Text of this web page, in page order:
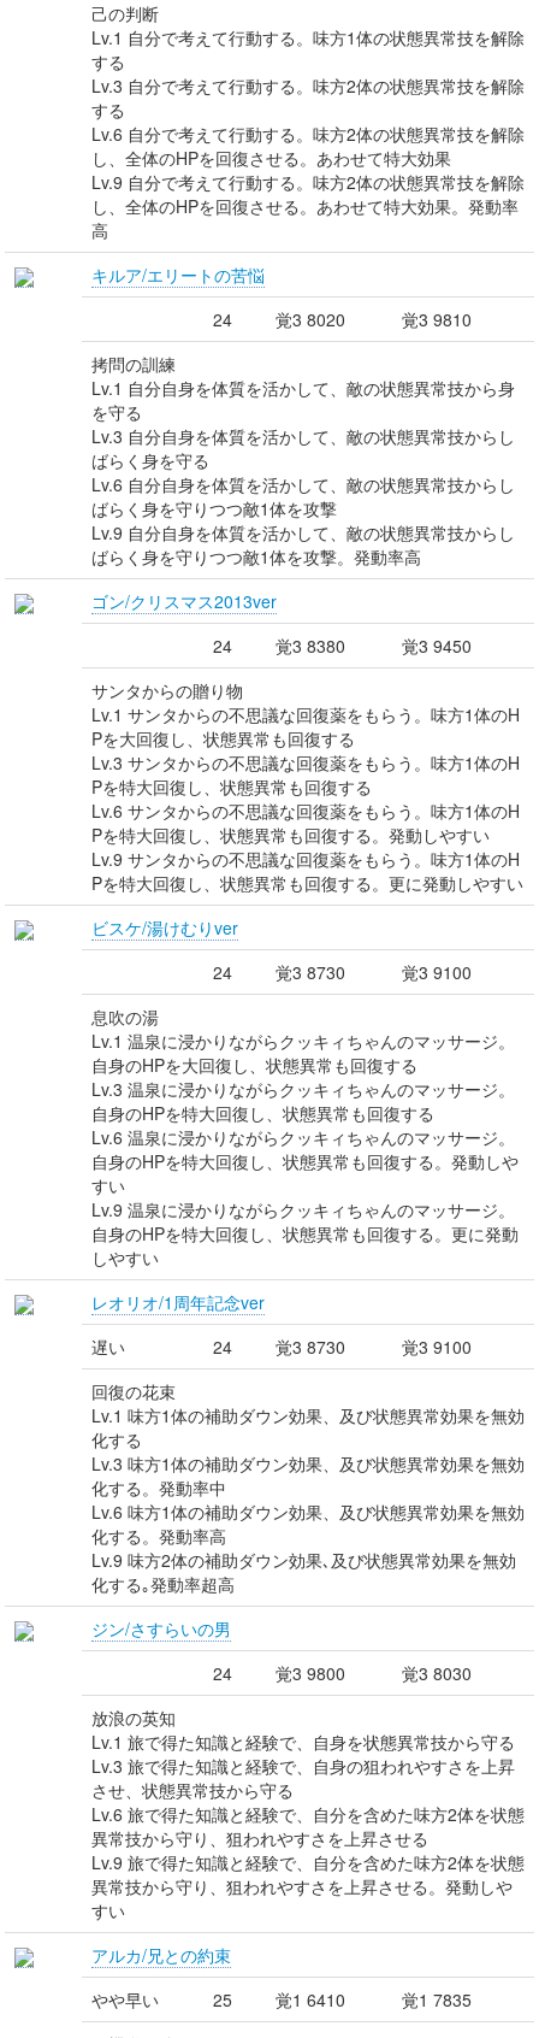
己の判断
Lv.1 自分で考えて行動する。味方1体の状態異常技を解除
する
Lv.3 自分で考えて行動する。味方2体の状態異常技を解除
する
Lv.6 自分で考えて行動する。味方2体の状態異常技を解除
し、全体のHPを回復させる。あわせて特大効果
Lv.9 自分で考えて行動する。味方2体の状態異常技を解除
し、全体のHPを回復させる。あわせて特大効果。発動率
高
キルア/エリートの苦悩
24
覚3 8020
覚3 9810
拷問の訓練
Lv.1 自分自身を体質を活かして、敵の状態異常技から身
を守る
Lv.3 自分自身を体質を活かして、敵の状態異常技からし
ばらく身を守る
Lv.6 自分自身を体質を活かして、敵の状態異常技からし
ばらく身を守りつつ敵1体を攻撃
Lv.9 自分自身を体質を活かして、敵の状態異常技からし
ばらく身を守りつつ敵1体を攻撃。発動率高
ゴン/クリスマス2013ver
24
覚3 8380
覚3 9450
サンタからの贈り物
Lv.1 サンタからの不思議な回復薬をもらう。味方1体のH
Pを大回復し、状態異常も回復する
Lv.3 サンタからの不思議な回復薬をもらう。味方1体のH
Pを特大回復し、状態異常も回復する
Lv.6 サンタからの不思議な回復薬をもらう。味方1体のH
Pを特大回復し、状態異常も回復する。発動しやすい
Lv.9 サンタからの不思議な回復薬をもらう。味方1体のH
Pを特大回復し、状態異常も回復する。更に発動しやすい
ビスケ/湯けむりver
24
覚3 8730
覚3 9100
息吹の湯
Lv.1 温泉に浸かりながらクッキィちゃんのマッサージ。
自身のHPを大回復し、状態異常も回復する
Lv.3 温泉に浸かりながらクッキィちゃんのマッサージ。
自身のHPを特大回復し、状態異常も回復する
Lv.6 温泉に浸かりながらクッキィちゃんのマッサージ。
自身のHPを特大回復し、状態異常も回復する。発動しや
すい
Lv.9 温泉に浸かりながらクッキィちゃんのマッサージ。
自身のHPを特大回復し、状態異常も回復する。更に発動
しやすい
レオリオ/1周年記念ver
遅い
24 覚3 8730
覚3 9100
回復の花束
Lv.1 味方1体の補助ダウン効果、及び状態異常効果を無効
化する
Lv.3 味方1体の補助ダウン効果、及び状態異常効果を無効
化する。発動率中
Lv.6 味方1体の補助ダウン効果、及び状態異常効果を無効
化する。発動率高
Lv.9 味方2体の補助ダウン効果､及び状態異常効果を無効
化する｡発動率超高
ジン/さすらいの男
24
覚3 9800
覚3 8030
放浪の英知
Lv.1 旅で得た知識と経験で、自身を状態異常技から守る
Lv.3 旅で得た知識と経験で、自身の狙われやすさを上昇
させ、状態異常技から守る
Lv.6 旅で得た知識と経験で、自分を含めた味方2体を状態
異常技から守り、狙われやすさを上昇させる
Lv.9 旅で得た知識と経験で、自分を含めた味方2体を状態
異常技から守り、狙われやすさを上昇させる。発動しや
すい
アルカ/兄との約束
やや早い
25 覚1 6410
覚1 7835